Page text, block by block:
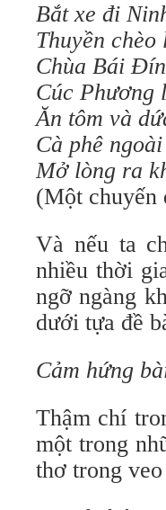
Bắt xe đi
Thuyền
Chùa Bái
Cúc Phương
Ăn tôm và
Cà phê
Mở lòng ra
(Một chuyến
Và nếu ta
nhiều thời
ngỡ ngàng
dưới tựa đề
Cảm hứng
Thậm chí
một trong
thơ trong